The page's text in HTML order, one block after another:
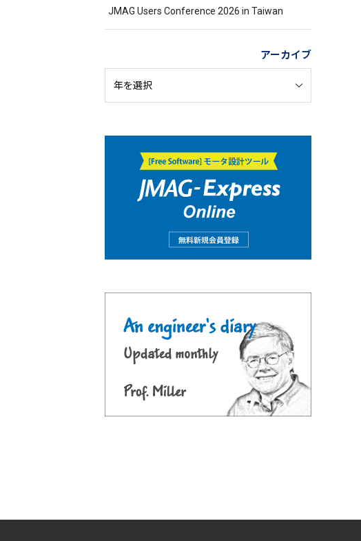
JMAG Users Conference 2026 in Taiwan
アーカイブ